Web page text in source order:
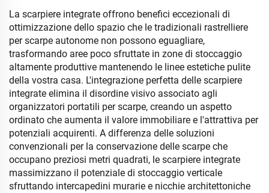
La scarpiere integrate offrono benefici eccezionali di
ottimizzazione dello spazio che le tradizionali rastrelliere
per scarpe autonome non possono eguagliare,
trasformando aree poco sfruttate in zone di stoccaggio
altamente produttive mantenendo le linee estetiche pulite
della vostra casa. L'integrazione perfetta delle scarpiere
integrate elimina il disordine visivo associato agli
organizzatori portatili per scarpe, creando un aspetto
ordinato che aumenta il valore immobiliare e l'attrattiva per
potenziali acquirenti. A differenza delle soluzioni
convenzionali per la conservazione delle scarpe che
occupano preziosi metri quadrati, le scarpiere integrate
massimizzano il potenziale di stoccaggio verticale
sfruttando intercapedini murarie e nicchie architettoniche